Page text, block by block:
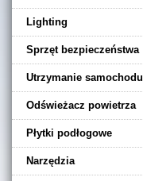
Lighting
Sprzęt bezpieczeństwa
Utrzymanie samochodu
Odświeżacz powietrza
Płytki podłogowe
Narzędzia